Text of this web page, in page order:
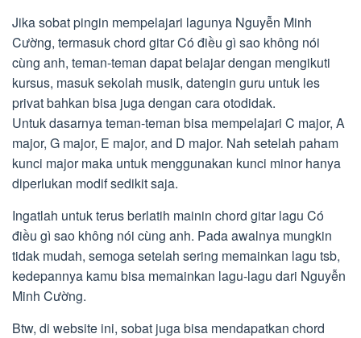
Jika sobat pingin mempelajari lagunya Nguyễn Minh
Cường, termasuk chord gitar Có điều gì sao không nói
cùng anh, teman-teman dapat belajar dengan mengikuti
kursus, masuk sekolah musik, datengin guru untuk les
privat bahkan bisa juga dengan cara otodidak.
Untuk dasarnya teman-teman bisa mempelajari C major, A
major, G major, E major, and D major. Nah setelah paham
kunci major maka untuk menggunakan kunci minor hanya
diperlukan modif sedikit saja.
Ingatlah untuk terus berlatih mainin chord gitar lagu Có
điều gì sao không nói cùng anh. Pada awalnya mungkin
tidak mudah, semoga setelah sering memainkan lagu tsb,
kedepannya kamu bisa memainkan lagu-lagu dari Nguyễn
Minh Cường.
Btw, di website ini, sobat juga bisa mendapatkan chord